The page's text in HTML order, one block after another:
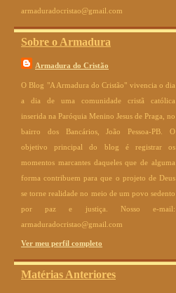
armaduradocristao@gmail.com
Sobre o Armadura
Armadura do Cristão
O Blog "A Armadura do Cristão" vivencia o dia
a dia de uma comunidade cristã católica
inserida na Paróquia Menino Jesus de Praga, no
bairro dos Bancários, João Pessoa-PB. O
objetivo principal do blog é registrar os
momentos marcantes daqueles que de alguma
forma contribuem para que o projeto de Deus
se torne realidade no meio de um povo sedento
por paz e justiça. Nosso e-mail:
armaduradocristao@gmail.com
Ver meu perfil completo
Matérias Anteriores